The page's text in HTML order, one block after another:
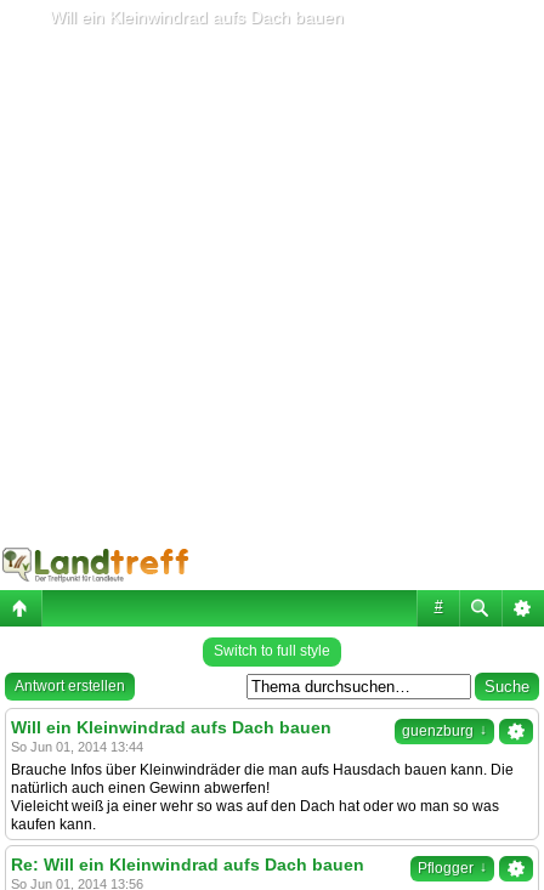
#
Will ein Kleinwindrad aufs Dach bauen
Switch to full style
Antwort erstellen
guenzburg ↓
Will ein Kleinwindrad aufs Dach bauen
So Jun 01, 2014 13:44
Brauche Infos über Kleinwindräder die man aufs Hausdach bauen kann. Die
natürlich auch einen Gewinn abwerfen!
Vieleicht weiß ja einer wehr so was auf den Dach hat oder wo man so was
kaufen kann.
Pflogger ↓
Re: Will ein Kleinwindrad aufs Dach bauen
So Jun 01, 2014 13:56